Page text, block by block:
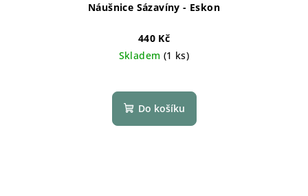
Náušnice Sázavíny - Eskon
440 Kč
Skladem (1 ks)
Do košíku